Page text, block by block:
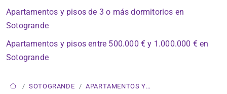
Apartamentos y pisos de 3 o más dormitorios en
Sotogrande
Apartamentos y pisos entre 500.000 € y 1.000.000 € en
Sotogrande
SOTOGRANDE
APARTAMENTOS Y